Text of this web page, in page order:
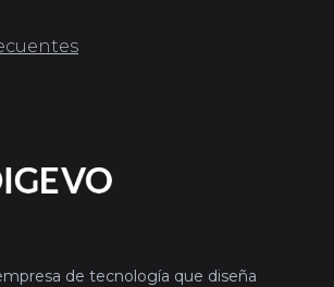
de tecnología que diseña